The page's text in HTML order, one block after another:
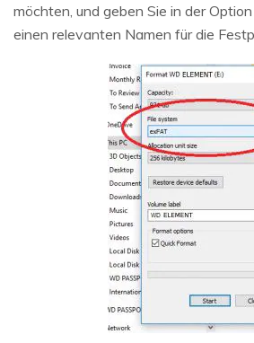
möchten, und geben Sie in der
einen relevanten Namen für die